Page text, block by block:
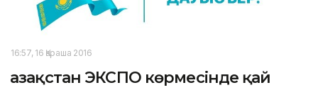
16:57, 16 Қараша 2016
Қазақстан ЭКСПО көрмесінде қай